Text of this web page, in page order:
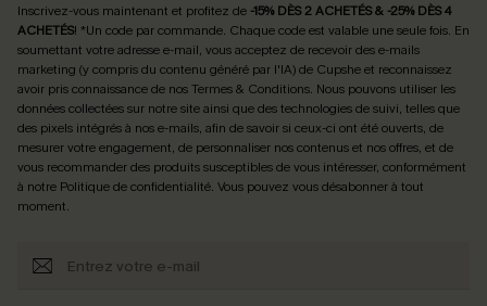
Inscrivez-vous maintenant et profitez de -15% DÈS 2 ACHETÉS & -25% DÈS 4
ACHETÉS! *Un code par commande. Chaque code est valable une seule fois. En
soumettant votre adresse e-mail, vous acceptez de recevoir des e-mails
marketing (y compris du contenu généré par l'IA) de Cupshe et reconnaissez
avoir pris connaissance de nosTermes & Conditions. Nous pouvons utiliser les
données collectées sur notre site ainsi que des technologies de suivi, telles que
des pixels intégrés à nos e-mails, afin de savoir si ceux-ci ont été ouverts, de
mesurer votre engagement, de personnaliser nos contenus et nos offres, et de
vous recommander des produits susceptibles de vous intéresser, conformément
à notre Politique de confidentialité. Vous pouvez vous désabonner à tout
moment.